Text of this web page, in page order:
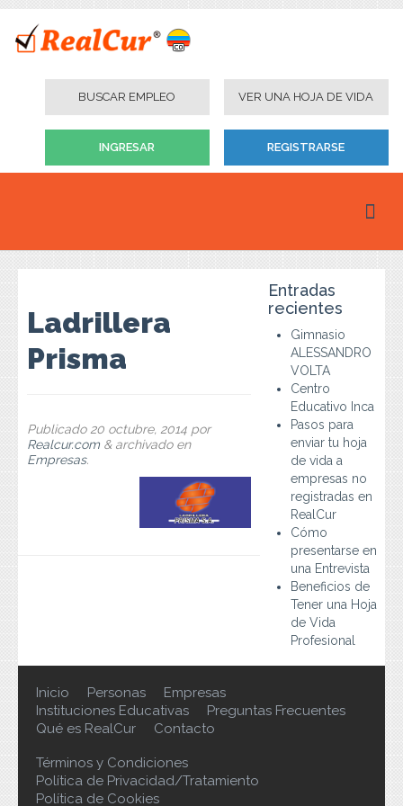
BUSCAR EMPLEO VER UNA HOJA DE VIDA
INGRESAR REGISTRARSE
Empresas
Contacto
Ladrillera
Prisma
Publicado20 octubre, 2014 por
Realcur.com &archivado en
Empresas.
Entradas
recientes
Gimnasio
ALESSANDRO
VOLTA
Centro
Educativo Inca
Pasos para
enviar tu hoja
de vida a
empresas no
registradas en
RealCur
Cómo
presentarse en
una Entrevista
Beneficios de
Tener una Hoja
de Vida
Profesional
Inicio Personas
Empresas
Instituciones Educativas
Preguntas Frecuentes
Qué es RealCur
Contacto
Términos y Condiciones
Política de Privacidad/Tratamiento
Política de Cookies